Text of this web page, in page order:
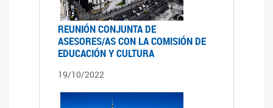
REUNIÓN CONJUNTA DE
ASESORES/AS CON LA COMISIÓN DE
EDUCACIÓN Y CULTURA
19/10/2022